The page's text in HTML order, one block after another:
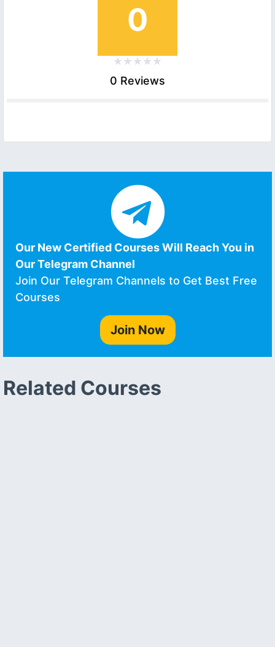
0
0 Reviews
Our New Certified Courses Will Reach You in
Our Telegram Channel
Join Our Telegram Channels to Get Best Free
Courses
Join Now
Related Courses